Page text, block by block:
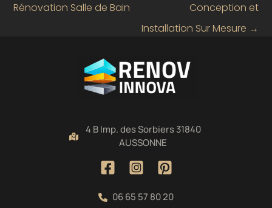
Rénovation Salle de Bain
Conception et
Installation Sur Mesure →
4 B Imp. des Sorbiers 31840
AUSSONNE
06 65 57 80 20